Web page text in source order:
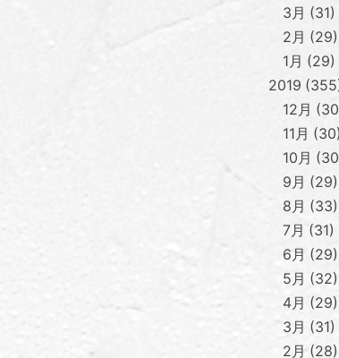
3月
31
2月
29
1月
29
2019 355
12月
30
11月
30
10月
30
9月
29
8月
33
7月
31
6月
29
5月
32
4月
29
3月
31
2月 28